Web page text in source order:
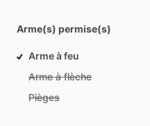
Arme(s) permise(s)
Arme à feu
Arme à flèche
Pièges